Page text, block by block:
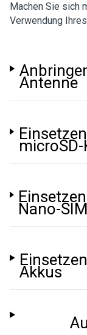
Machen Sie sich
Verwendung
Antenne
Nano-
Akkus